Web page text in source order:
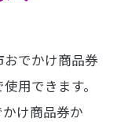
でかけ商品券
用できます。
け商品券か